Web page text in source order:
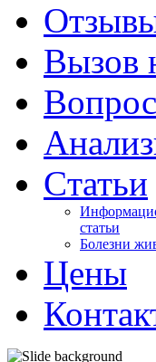
Вызов
Cтатьи
статьи
Болезни
Цены